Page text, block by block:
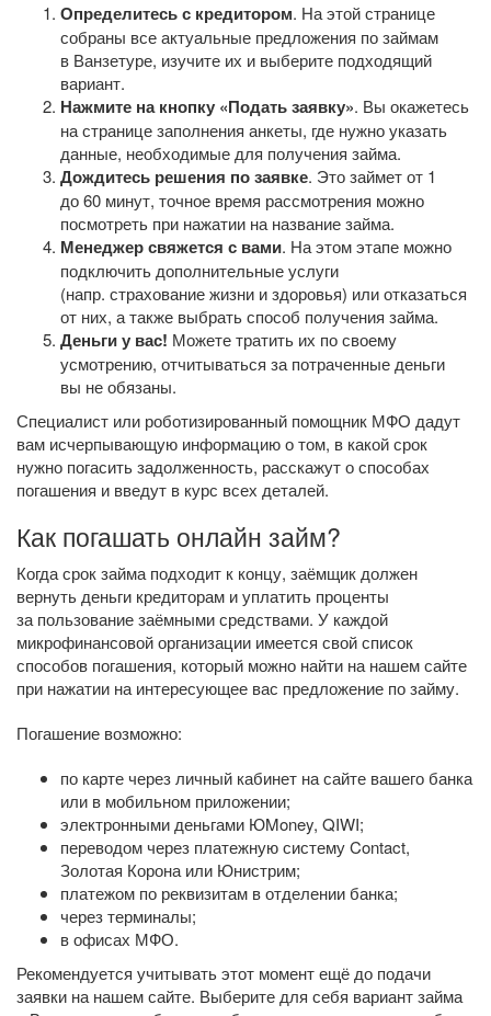
Определитесь с кредитором. На этой странице
собраны все актуальные предложения по займам
в Ванзетуре, изучите их и выберите подходящий
вариант.
Нажмите на кнопку «Подать заявку». Вы окажетесь
на странице заполнения анкеты, где нужно указать
данные, необходимые для получения займа.
Дождитесь решения по заявке. Это займет от 1
до 60 минут, точное время рассмотрения можно
посмотреть при нажатии на название займа.
Менеджер свяжется с вами. На этом этапе можно
подключить дополнительные услуги
(напр. страхование жизни и здоровья) или отказаться
от них, а также выбрать способ получения займа.
Деньги у вас! Можете тратить их по своему
усмотрению, отчитываться за потраченные деньги
вы не обязаны.
Специалист или роботизированный помощник МФО дадут
вам исчерпывающую информацию о том, в какой срок
нужно погасить задолженность, расскажут о способах
погашения и введут в курс всех деталей.
Как погашать онлайн займ?
Когда срок займа подходит к концу, заёмщик должен
вернуть деньги кредиторам и уплатить проценты
за пользование заёмными средствами. У каждой
микрофинансовой организации имеется свой список
способов погашения, который можно найти на нашем сайте
при нажатии на интересующее вас предложение по займу.
Погашение возможно:
по карте через личный кабинет на сайте вашего банка
или в мобильном приложении;
электронными деньгами ЮMoney, QIWI;
переводом через платежную систему Contact,
Золотая Корона или Юнистрим;
платежом по реквизитам в отделении банка;
через терминалы;
в офисах МФО.
Рекомендуется учитывать этот момент ещё до подачи
заявки на нашем сайте. Выберите для себя вариант займа